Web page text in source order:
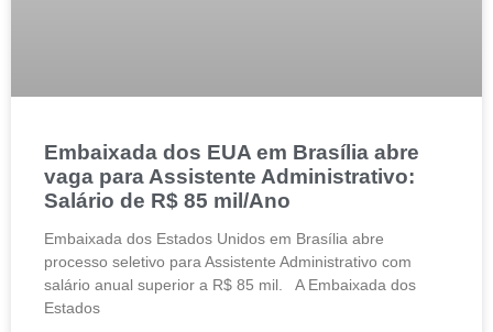
Embaixada dos EUA em Brasília abre
vaga para Assistente Administrativo:
Salário de R$ 85 mil/Ano
Embaixada dos Estados Unidos em Brasília abre
processo seletivo para Assistente Administrativo com
salário anual superior a R$ 85 mil. A Embaixada dos
Estados